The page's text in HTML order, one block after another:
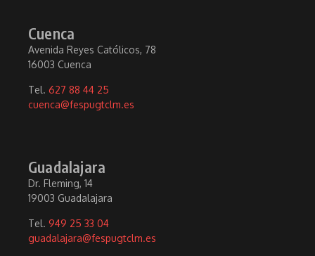
Cuenca
Avenida Reyes Católicos, 78
16003 Cuenca
Tel. 627 88 44 25
cuenca@fespugtclm.es
Guadalajara
Dr. Fleming, 14
19003 Guadalajara
Tel. 949 25 33 04
guadalajara@fespugtclm.es